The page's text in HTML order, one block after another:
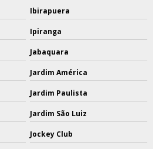
Ibirapuera
Ipiranga
Jabaquara
Jardim América
Jardim Paulista
Jardim São Luiz
Jockey Club